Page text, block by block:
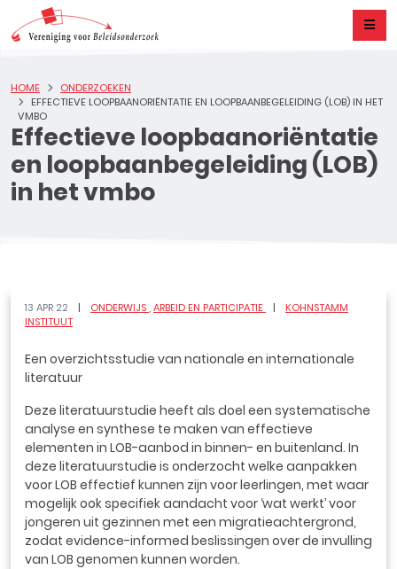
Effectieve loopbaanoriëntatie
en loopbaanbegeleiding (LOB)
in het vmbo
HOME
ONDERZOEKEN
EFFECTIEVE LOOPBAANORIËNTATIE EN LOOPBAANBEGELEIDING (LOB) IN HET
VMBO
13 APR 22 ONDERWIJS ARBEID EN PARTICIPATIE
KOHNSTAMM
INSTITUUT
Een overzichtsstudie van nationale en internationale
literatuur
Deze literatuurstudie heeft als doel een systematische
analyse en synthese te maken van effectieve
elementen in LOB-aanbod in binnen- en buitenland. In
deze literatuurstudie is onderzocht welke aanpakken
voor LOB effectief kunnen zijn voor leerlingen, met waar
mogelijk ook specifiek aandacht voor ‘wat werkt’ voor
jongeren uit gezinnen met een migratieachtergrond,
zodat evidence-informed beslissingen over de invulling
van LOB genomen kunnen worden.